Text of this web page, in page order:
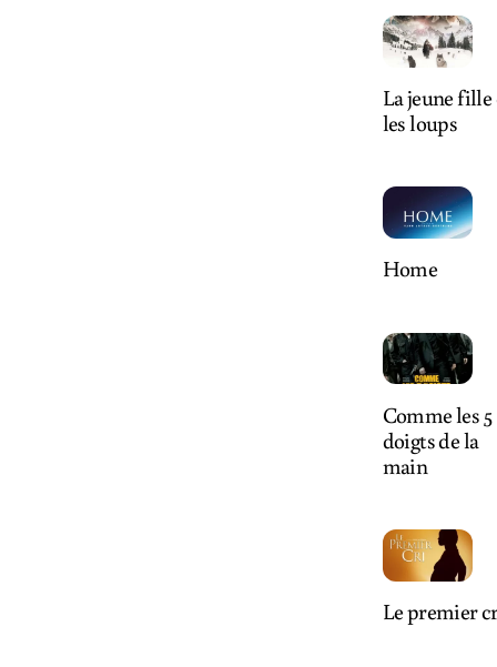
La jeune fille
les loups
Home
Comme les 5
doigts de la
main
Le premier